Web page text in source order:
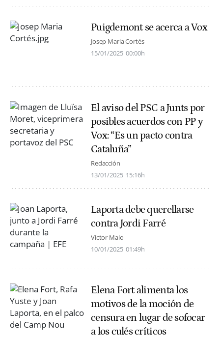
Puigdemont se acerca a Vox
Josep Maria Cortés
15/01/2025 00:00h
El aviso del PSC a Junts por
posibles acuerdos con PP y
Vox: “Es un pacto contra
Cataluña”
Redacción
13/01/2025 15:16h
Laporta debe querellarse
contra Jordi Farré
Víctor Malo
10/01/2025 01:49h
Elena Fort alimenta los
motivos de la moción de
censura en lugar de sofocar
a los culés críticos